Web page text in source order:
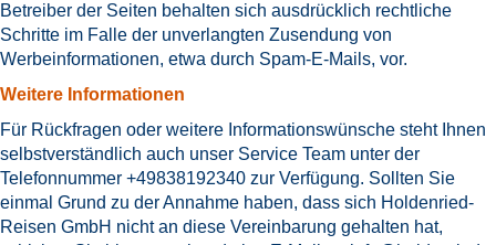
Betreiber der Seiten behalten sich ausdrücklich rechtliche
Schritte im Falle der unverlangten Zusendung von
Werbeinformationen, etwa durch Spam-E-Mails, vor.
Weitere Informationen
Für Rückfragen oder weitere Informationswünsche steht Ihnen
selbstverständlich auch unser Service Team unter der
Telefonnummer +49838192340 zur Verfügung. Sollten Sie
einmal Grund zu der Annahme haben, dass sich Holdenried-
Reisen GmbH nicht an diese Vereinbarung gehalten hat,